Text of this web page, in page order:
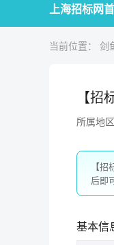
上海招标网
当前位置： 剑
【
所属地
【
后即
基本信